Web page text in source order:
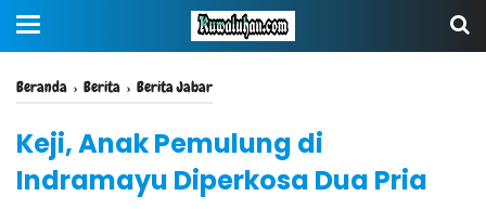
Beranda › Berita › Berita Jabar
Keji, Anak Pemulung di
Indramayu Diperkosa Dua Pria